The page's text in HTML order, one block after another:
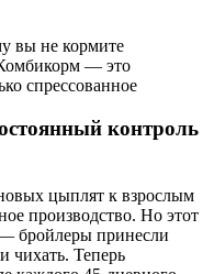
вы не кормите
— это
спрессованное
контроль
цыплят к взрослым
производство. Но этот
бройлеры принесли
чихать. Теперь